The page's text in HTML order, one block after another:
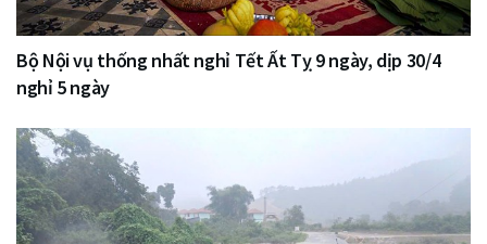
Bộ Nội vụ thống nhất nghỉ Tết Ất Tỵ 9 ngày, dịp 30/4
nghỉ 5 ngày